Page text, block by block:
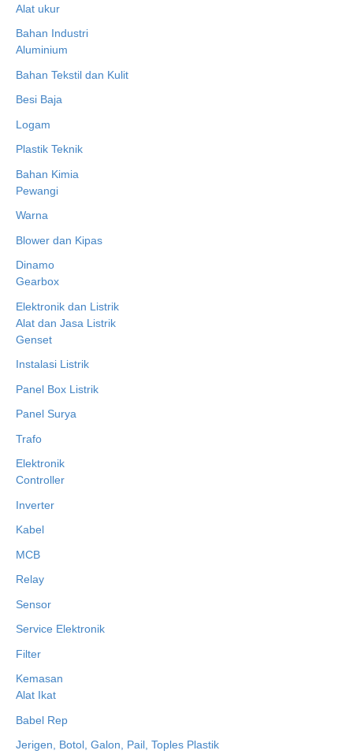
Alat ukur
Bahan Industri
Aluminium
Bahan Tekstil dan Kulit
Besi Baja
Logam
Plastik Teknik
Bahan Kimia
Pewangi
Warna
Blower dan Kipas
Dinamo
Gearbox
Elektronik dan Listrik
Alat dan Jasa Listrik
Genset
Instalasi Listrik
Panel Box Listrik
Panel Surya
Trafo
Elektronik
Controller
Inverter
Kabel
MCB
Relay
Sensor
Service Elektronik
Filter
Kemasan
Alat Ikat
Babel Rep
Jerigen, Botol, Galon, Pail, Toples Plastik